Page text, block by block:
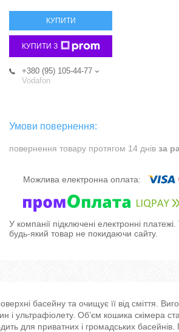
КУПИТИ
КУПИТИ З
+380 (95) 105-44-77
Vodafon
повернення товару протягом 14 днів за
У компанії підключені електронні
будь-який товар не покидаючи сайту.
басейну та очищує її від сміття.
і ультрафіолету. Об’єм кошика скімера
для приватних і громадських басейнів.